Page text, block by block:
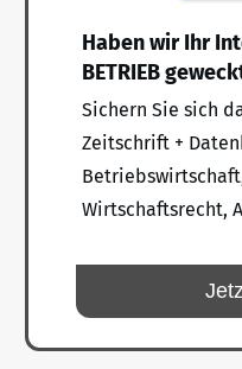
Haben wir Ihr
BETRIEB
Sichern Sie sich
Zeitschrift +
Wirtschaftsrecht,